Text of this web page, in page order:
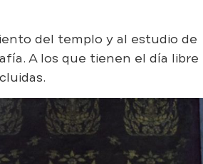
del templo y al estudio de
A los que tienen el día libre